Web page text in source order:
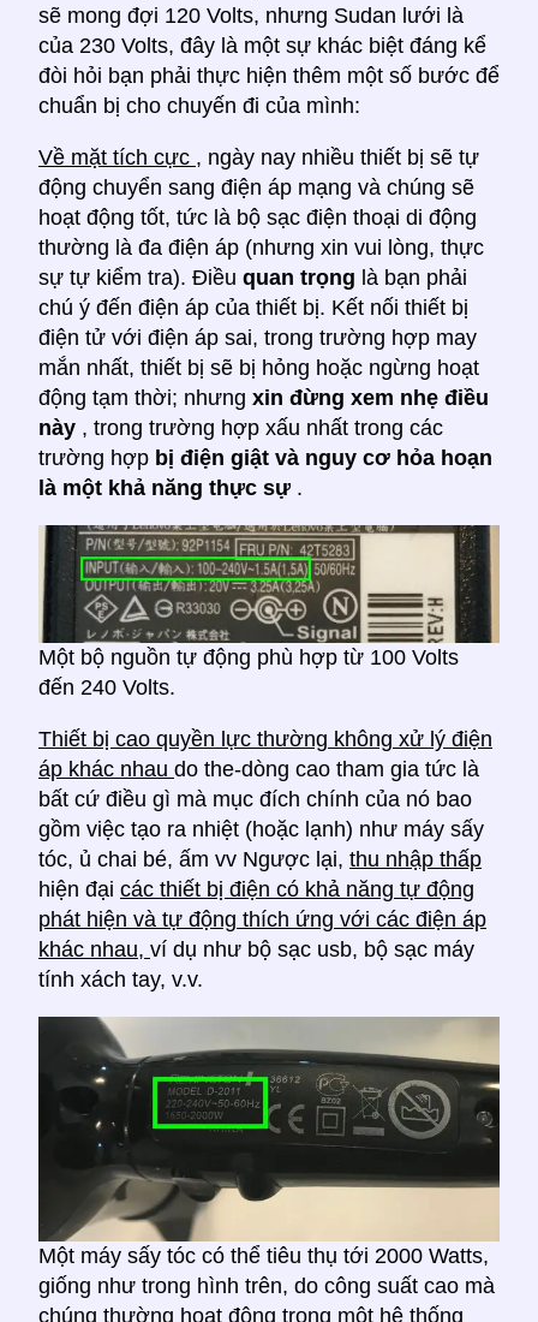
sẽ mong đợi 120 Volts, nhưng Sudan lưới là
của 230 Volts, đây là một sự khác biệt đáng kể
đòi hỏi bạn phải thực hiện thêm một số bước để
chuẩn bị cho chuyến đi của mình:
Về mặt tích cực , ngày nay nhiều thiết bị sẽ tự
động chuyển sang điện áp mạng và chúng sẽ
hoạt động tốt, tức là bộ sạc điện thoại di động
thường là đa điện áp (nhưng xin vui lòng, thực
sự tự kiểm tra). Điều quan trọng là bạn phải
chú ý đến điện áp của thiết bị. Kết nối thiết bị
điện tử với điện áp sai, trong trường hợp may
mắn nhất, thiết bị sẽ bị hỏng hoặc ngừng hoạt
động tạm thời; nhưng xin đừng xem nhẹ điều
này , trong trường hợp xấu nhất trong các
trường hợp bị điện giật và nguy cơ hỏa hoạn
là một khả năng thực sự .
Một bộ nguồn tự động phù hợp từ 100 Volts
đến 240 Volts.
Thiết bị cao quyền lực thường không xử lý điện
áp khác nhau do the-dòng cao tham gia tức là
bất cứ điều gì mà mục đích chính của nó bao
gồm việc tạo ra nhiệt (hoặc lạnh) như máy sấy
tóc, ủ chai bé, ấm vv Ngược lại, thu nhập thấp
hiện đại các thiết bị điện có khả năng tự động
phát hiện và tự động thích ứng với các điện áp
khác nhau, ví dụ như bộ sạc usb, bộ sạc máy
tính xách tay, v.v.
Một máy sấy tóc có thể tiêu thụ tới 2000 Watts,
giống như trong hình trên, do công suất cao mà
chúng thường hoạt động trong một hệ thống